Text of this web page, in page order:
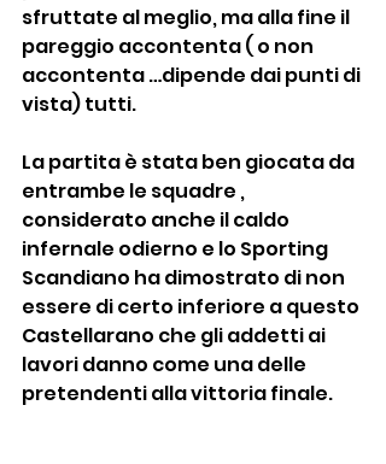
sfruttate al meglio, ma alla fine il
pareggio accontenta ( o non
accontenta …dipende dai punti di
vista) tutti.
La partita è stata ben giocata da
entrambe le squadre ,
considerato anche il caldo
infernale odierno e lo Sporting
Scandiano ha dimostrato di non
essere di certo inferiore a questo
Castellarano che gli addetti ai
lavori danno come una delle
pretendenti alla vittoria finale.